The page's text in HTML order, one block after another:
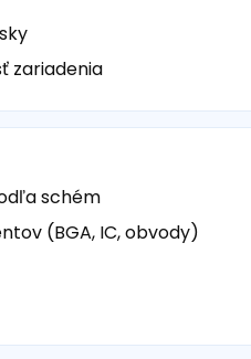
zariadenia
schém
(BGA, IC, obvody)